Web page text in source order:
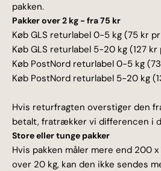
pakken.
Pakker over 2 kg - fra 75 kr
Køb GLS returlabel 0-5 kg (75 kr
Køb GLS returlabel 5-20 kg (127 kr
Køb PostNord returlabel 0-5 kg
Køb PostNord returlabel 5-20 kg
Hvis returfragten overstiger den
betalt, fratrækker vi differencen i
Store eller tunge pakker
Hvis pakken måler mere end 200
over 20 kg, kan den ikke sendes